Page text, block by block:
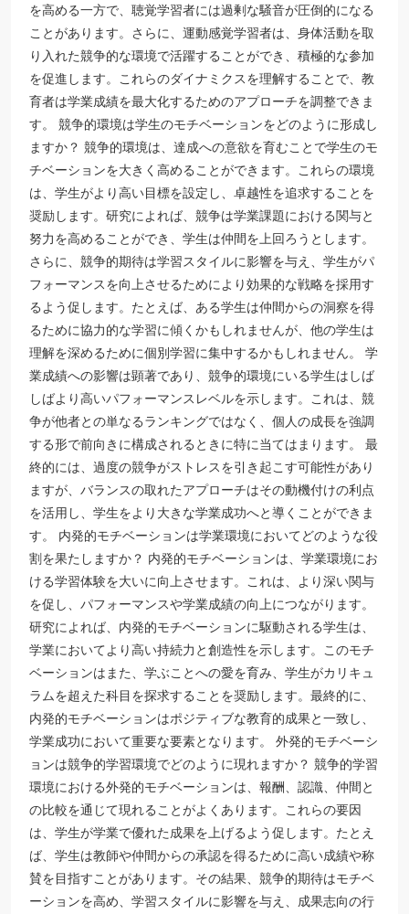
を高める一方で、聴覚学習者には過剰な騒音が圧倒的になる
ことがあります。さらに、運動感覚学習者は、身体活動を取
り入れた競争的な環境で活躍することができ、積極的な参加
を促進します。これらのダイナミクスを理解することで、教
育者は学業成績を最大化するためのアプローチを調整できま
す。 競争的環境は学生のモチベーションをどのように形成し
ますか？ 競争的環境は、達成への意欲を育むことで学生のモ
チベーションを大きく高めることができます。これらの環境
は、学生がより高い目標を設定し、卓越性を追求することを
奨励します。研究によれば、競争は学業課題における関与と
努力を高めることができ、学生は仲間を上回ろうとします。
さらに、競争的期待は学習スタイルに影響を与え、学生がパ
フォーマンスを向上させるためにより効果的な戦略を採用す
るよう促します。たとえば、ある学生は仲間からの洞察を得
るために協力的な学習に傾くかもしれませんが、他の学生は
理解を深めるために個別学習に集中するかもしれません。 学
業成績への影響は顕著であり、競争的環境にいる学生はしば
しばより高いパフォーマンスレベルを示します。これは、競
争が他者との単なるランキングではなく、個人の成長を強調
する形で前向きに構成されるときに特に当てはまります。 最
終的には、過度の競争がストレスを引き起こす可能性があり
ますが、バランスの取れたアプローチはその動機付けの利点
を活用し、学生をより大きな学業成功へと導くことができま
す。 内発的モチベーションは学業環境においてどのような役
割を果たしますか？ 内発的モチベーションは、学業環境にお
ける学習体験を大いに向上させます。これは、より深い関与
を促し、パフォーマンスや学業成績の向上につながります。
研究によれば、内発的モチベーションに駆動される学生は、
学業においてより高い持続力と創造性を示します。このモチ
ベーションはまた、学ぶことへの愛を育み、学生がカリキュ
ラムを超えた科目を探求することを奨励します。最終的に、
内発的モチベーションはポジティブな教育的成果と一致し、
学業成功において重要な要素となります。 外発的モチベーシ
ョンは競争的学習環境でどのように現れますか？ 競争的学習
環境における外発的モチベーションは、報酬、認識、仲間と
の比較を通じて現れることがよくあります。これらの要因
は、学生が学業で優れた成果を上げるよう促します。たとえ
ば、学生は教師や仲間からの承認を得るために高い成績や称
賛を目指すことがあります。その結果、競争的期待はモチベ
ーションを高め、学習スタイルに影響を与え、成果志向の行